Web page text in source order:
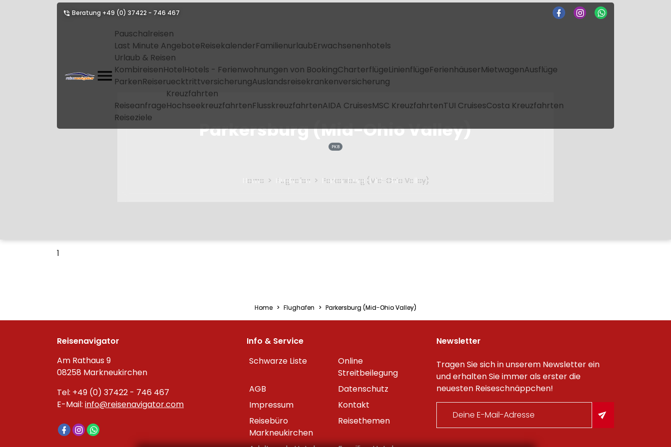
Beratung +49 (0) 37422 - 746 467
Pauschalreisen
Last Minute AngeboteReisekalenderFamilienurlaubErwachsenenhotels
Urlaub & Reisen
KombireisenHotelHotels - Ferienwohnungen von BookingCharterflügeLinienflügeFerienhäuserMietwagenAusflüge
ParkenReiseruecktrittversicherungAuslandsreisekrankenversicherung
Reiseanfrage
Kreuzfahrten
HochseekreuzfahrtenFlusskreuzfahrtenAIDA CruisesMSC KreuzfahrtenTUI CruisesCosta Kreuzfahrten
Reiseziele
Parkersburg (Mid-Ohio Valley)
PKB
Home Flughafen Parkersburg (Mid-Ohio Valley)
1
Home Flughafen Parkersburg (Mid-Ohio Valley)
Reisenavigator
Am Rathaus 9
08258 Markneukirchen
Tel: +49 (0) 37422 - 746 467
E-Mail: info@reisenavigator.com
Info & Service
Schwarze Liste
Online
Streitbeilegung
AGB
Datenschutz
Impressum
Kontakt
Reisebüro
Markneukirchen
Reisethemen
Newsletter
Tragen Sie sich in unserem Newsletter ein
und erhalten Sie immer als erster die
neuesten Reiseschnäppchen!